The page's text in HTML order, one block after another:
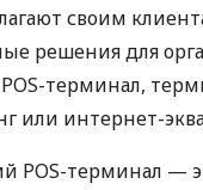
своим
решения для
терминал,
или интернет-
POS-терминал —